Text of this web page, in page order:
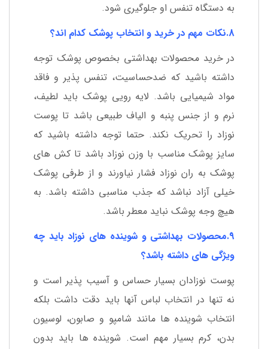
به دستگاه تنفس او جلوگیری شود.
8.نکات مهم در خرید و انتخاب پوشک کدام اند؟
در خرید محصولات بهداشتی بخصوص پوشک توجه
داشته باشید که ضدحساسیت، تنفس پذیر و فاقد
مواد شیمیایی باشد. لایه رویی پوشک باید لطیف،
نرم و از جنس پنبه و الیاف طبیعی باشد تا پوست
نوزاد را تحریک نکند. حتما توجه داشته باشید که
سایز پوشک مناسب با وزن نوزاد باشد تا کش های
پوشک به ران نوزاد فشار نیاورند و از طرفی پوشک
خیلی آزاد نباشد که جذب مناسبی داشته باشد. به
هیچ وجه پوشک نباید معطر باشد.
9.محصولات بهداشتی و شوینده های نوزاد باید چه
ویژگی های داشته باشد؟
پوست نوزادان بسیار حساس و آسیب پذیر است و
نه تنها در انتخاب لباس آنها باید دقت داشت بلکه
انتخاب شوینده ها مانند شامپو و صابون، لوسیون
بدن، کرم بسیار مهم است. شوینده ها باید بدون